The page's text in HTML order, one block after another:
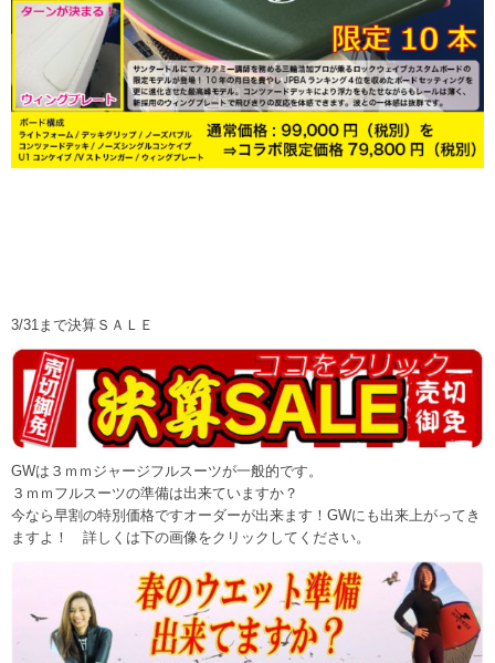
3/31まで決算ＳＡＬＥ
GWは３ｍｍジャージフルスーツが一般的です。
３ｍｍフルスーツの準備は出来ていますか？
今なら早割の特別価格ですオーダーが出来ます！GWにも出来上がってき
ますよ！ 詳しくは下の画像をクリックしてください。